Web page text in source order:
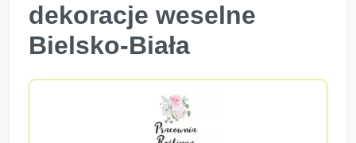
dekoracje weselne
Bielsko-Biała